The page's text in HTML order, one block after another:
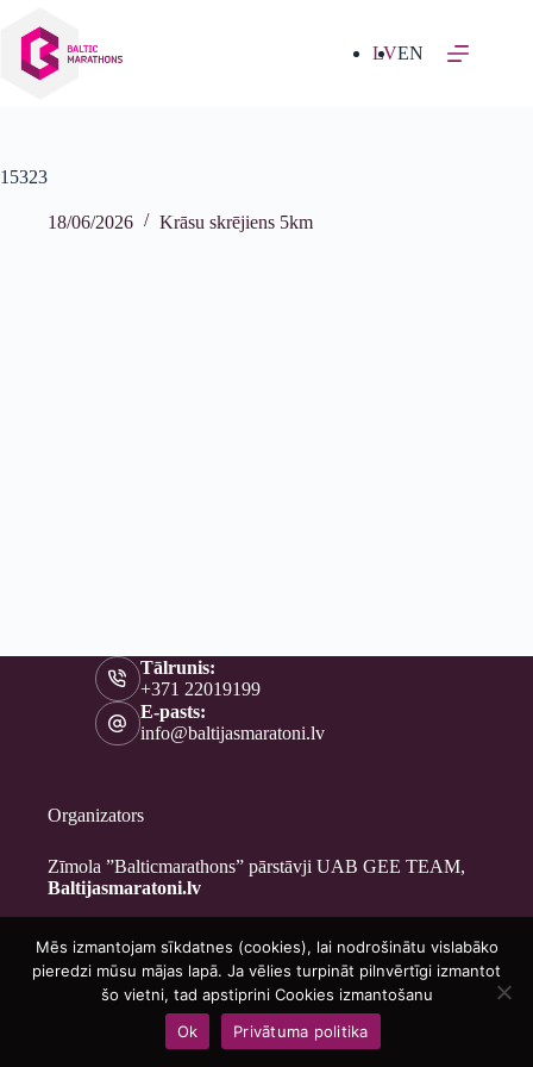
saturu
LVEN
15323
18/06/2026 Krāsu skrējiens 5km
Tālrunis:
+371 22019199
E-pasts:
info@baltijasmaratoni.lv
Organizators
Zīmola ”Balticmarathons” pārstāvji UAB GEE TEAM,
Baltijasmaratoni.lv
Kontakti
Par mums
Brīvprātīgajiem
Privātuma politika
Copyright © 2026 - Baltijasmaratoni.lv
Mēs izmantojam sīkdatnes (cookies), lai nodrošinātu vislabāko
pieredzi mūsu mājas lapā. Ja vēlies turpināt pilnvērtīgi izmantot
šo vietni, tad apstiprini Cookies izmantošanu
Ok
Privātuma politika